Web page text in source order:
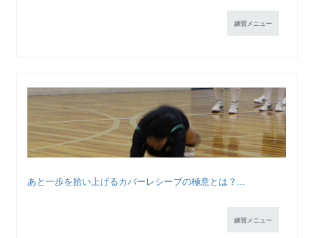
練習メニュー
あと一歩を拾い上げるカバーレシーブの極意とは？...
練習メニュー